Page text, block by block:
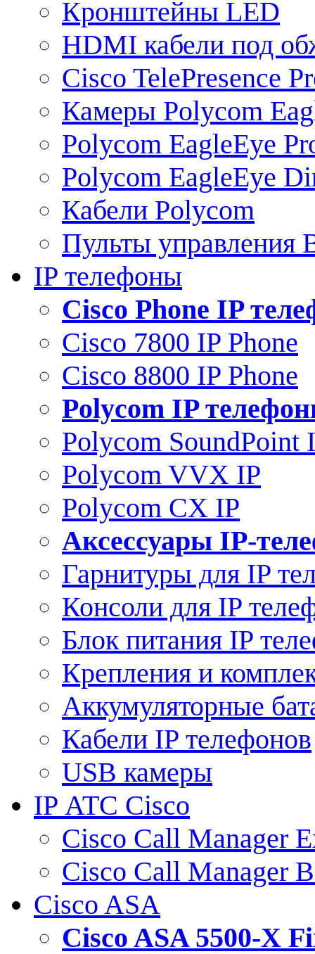
Кронштейны LED
HDMI кабели под
Cisco TelePresence
Камеры Polycom
Polycom EagleEye
Polycom EagleEye
Кабели Polycom
Пульты управления
IP телефоны
Сisco Phone IP
Cisco 7800 IP Phone
Cisco 8800 IP Phone
Polycom IP
Polycom SoundPoint
Polycom VVX IP
Polycom CX IP
Аксессуары IP-
Гарнитуры для IP
Консоли для IP
Блок питания IP
Крепления и
Аккумуляторные
Кабели IP телефонов
USB камеры
IP АТС Cisco
Cisco Call Manager
Cisco Call Manager
Cisco ASA
Cisco ASA 5500-X